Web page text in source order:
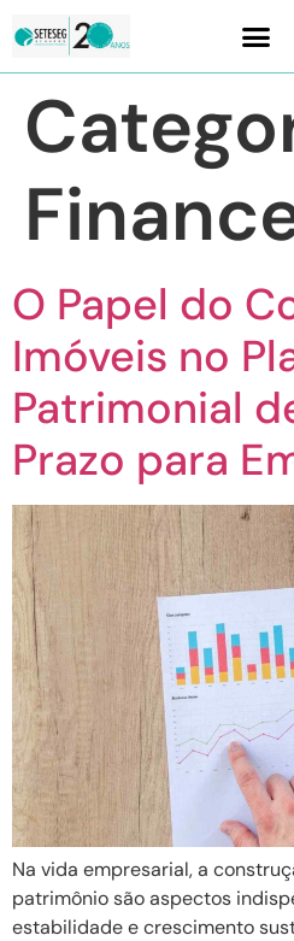
O Papel do
Imóveis no
Patrimonial
Prazo para
Na vida empresarial, a
patrimônio são aspectos
estabilidade e crescimento